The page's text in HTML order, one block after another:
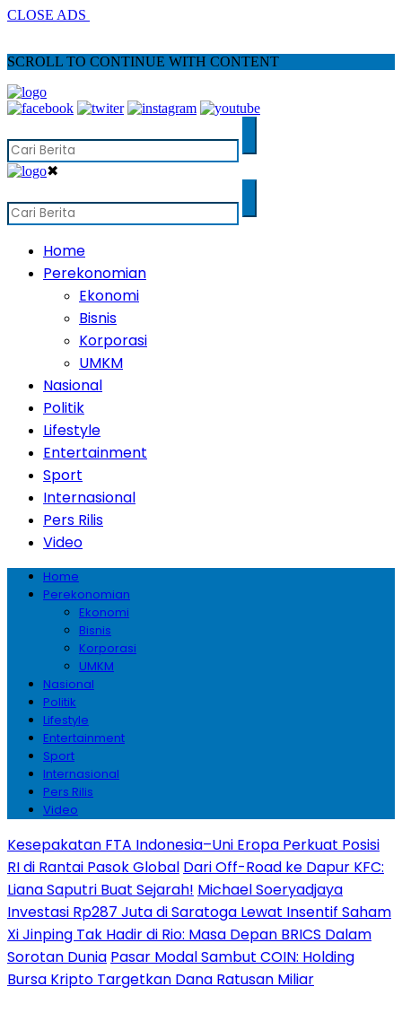
CLOSE ADS
SCROLL TO CONTINUE WITH CONTENT
✖
Home
Perekonomian
Ekonomi
Bisnis
Korporasi
UMKM
Nasional
Politik
Lifestyle
Entertainment
Sport
Internasional
Pers Rilis
Video
Home
Perekonomian
Ekonomi
Bisnis
Korporasi
UMKM
Nasional
Politik
Lifestyle
Entertainment
Sport
Internasional
Pers Rilis
Video
Kesepakatan FTA Indonesia–Uni Eropa Perkuat Posisi
RI di Rantai Pasok Global Dari Off-Road ke Dapur KFC:
Liana Saputri Buat Sejarah! Michael Soeryadjaya
Investasi Rp287 Juta di Saratoga Lewat Insentif Saham
Xi Jinping Tak Hadir di Rio: Masa Depan BRICS Dalam
Sorotan Dunia Pasar Modal Sambut COIN: Holding
Bursa Kripto Targetkan Dana Ratusan Miliar